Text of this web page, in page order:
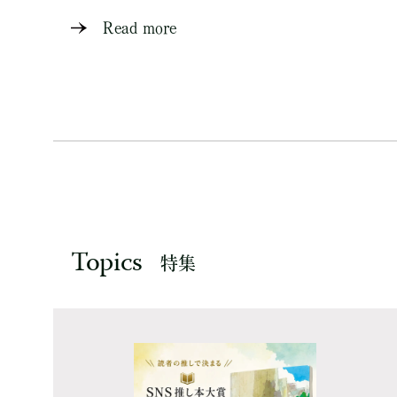
Read more
Topics 特集